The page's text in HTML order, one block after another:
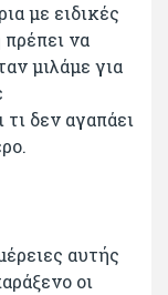
με ειδικές
να
μιλάμε για
τι δεν αγαπάει
αυτής
οι